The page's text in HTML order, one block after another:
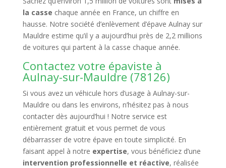
la casse chaque année en France, un chiffre en
hausse. Notre société d’enlèvement d’épave Aulnay sur
Mauldre estime qu’il y a aujourd’hui près de 2,2 millions
de voitures qui partent à la casse chaque année.
Contactez votre épaviste à
Aulnay-sur-Mauldre (78126)
Si vous avez un véhicule hors d’usage à Aulnay-sur-
Mauldre ou dans les environs, n’hésitez pas à nous
contacter dès aujourd’hui ! Notre service est
entièrement gratuit et vous permet de vous
débarrasser de votre épave en toute simplicité. En
faisant appel à notre expertise, vous bénéficiez d’une
intervention professionnelle et réactive, réalisée